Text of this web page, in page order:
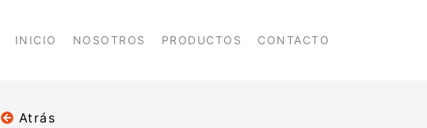
INICIO NOSOTROS PRODUCTOS CONTACTO
Atrás